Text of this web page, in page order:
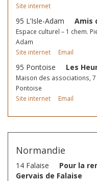
Site internet
95 L’Isle-Adam Amis
Espace culturel – 1 chem.
Adam
Site internet
Email
95 Pontoise Les
Maison des associations,
Pontoise
Site internet
Email
Normandie
14 Falaise Pour la
Gervais de Falaise